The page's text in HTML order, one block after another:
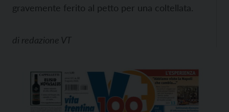
gravemente ferito al petto per una coltellata.
di redazione VT